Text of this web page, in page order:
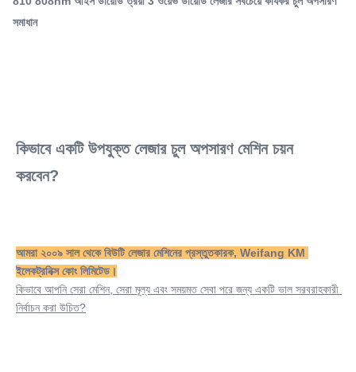
নিশ্চল
লেজার
Application:
বাণিজ্যিক জন্য
After-Sales Service Provided:
বিনামূল্যে খুচরা যন্ত্রাংশ, ভিডিও প্রযুক্তিগত সহায়তা, ফিল্ড ইনস্টলেশন, কমিশনিং
সমাধান
কিভাবে একটি উপযুক্ত লেজার চুল অপসারণ মেশিন চয়ন
করবেন?
আমরা ২০০৯ সাল থেকে বিউটি লেজার মেশিনের প্রস্তুতকারক, Weifang KM
ইলেকট্রনিক্স কোং লিমিটেড।
কিভাবে আপনি সেরা মেশিন, সেরা মূল্য এবং সময়মত সেবা পরে জন্য একটি ভাল সরবরাহকারী
নির্বাচন করা উচিত?